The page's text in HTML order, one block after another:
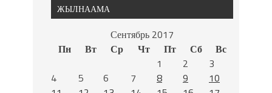
ЖЫЛНААМА
Сентябрь 2017
Пн
Вт Ср Чт Пт Сб
Вс
1
2
3
4
5 6 7 8 9
10